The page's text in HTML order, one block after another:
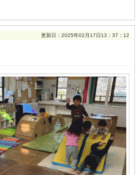
更新日：2025年02月17日13：37：12